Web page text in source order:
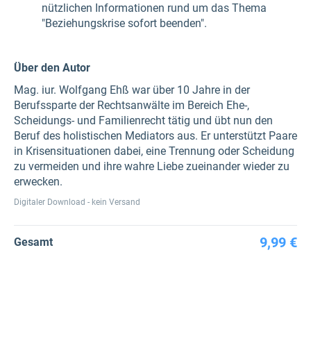
nützlichen Informationen rund um das Thema
"Beziehungskrise sofort beenden".
Über den Autor
Mag. iur. Wolfgang Ehß war über 10 Jahre in der
Berufssparte der Rechtsanwälte im Bereich Ehe-,
Scheidungs- und Familienrecht tätig und übt nun den
Beruf des holistischen Mediators aus. Er unterstützt Paare
in Krisensituationen dabei, eine Trennung oder Scheidung
zu vermeiden und ihre wahre Liebe zueinander wieder zu
erwecken.
Digitaler Download - kein Versand
Gesamt 9,99 €